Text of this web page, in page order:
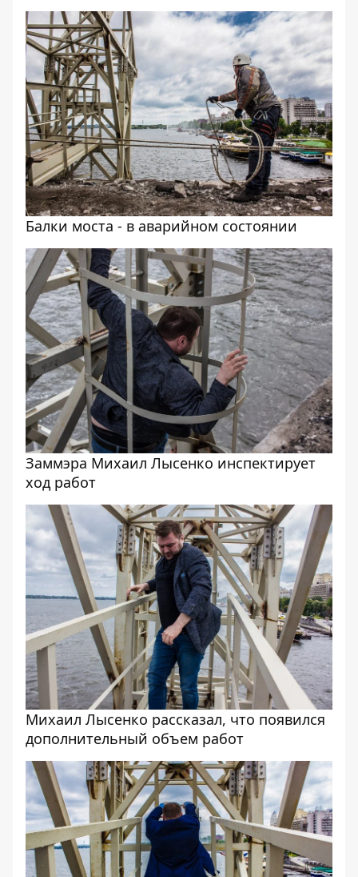
Балки моста - в аварийном состоянии
Заммэра Михаил Лысенко инспектирует
ход работ
Михаил Лысенко рассказал, что появился
дополнительный объем работ